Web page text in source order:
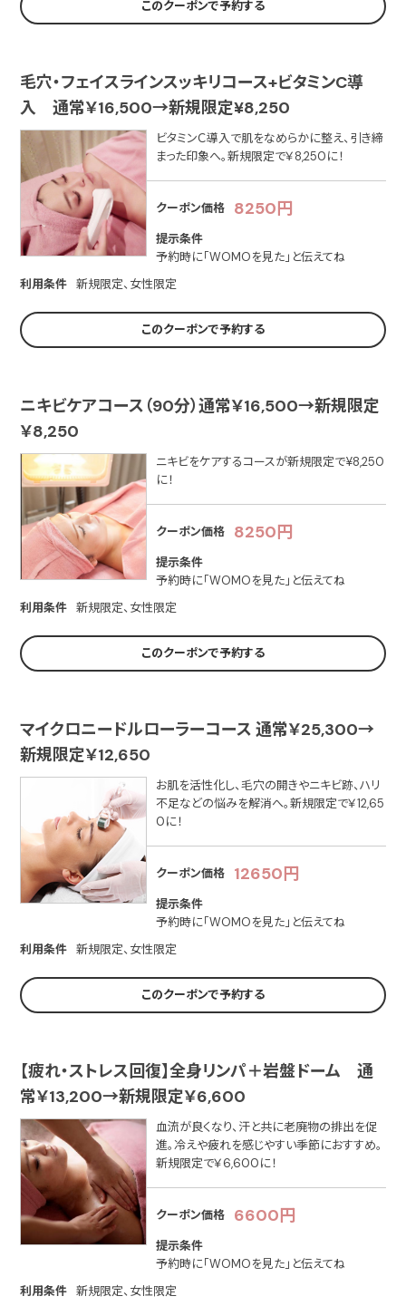
このクーポンで予約する
毛穴・フェイスラインスッキリコース+ビタミンC導
入 通常￥16,500→新規限定¥8,250
ビタミンＣ導入で肌をなめらかに整え、引き締
まった印象へ。新規限定で￥8,250に！
クーポン価格 8250円
提示条件
予約時に「WOMOを見た」と伝えてね
利用条件
新規限定、女性限定
このクーポンで予約する
ニキビケアコース（90分）通常￥16,500→新規限定
￥8,250
ニキビをケアするコースが新規限定で¥8,250
に！
クーポン価格 8250円
提示条件
予約時に「WOMOを見た」と伝えてね
利用条件
新規限定、女性限定
このクーポンで予約する
マイクロニードルローラーコース 通常￥25,300→
新規限定￥12,650
お肌を活性化し、毛穴の開きやニキビ跡、ハリ
不足などの悩みを解消へ。新規限定で￥12,65
0に！
クーポン価格 12650円
提示条件
予約時に「WOMOを見た」と伝えてね
利用条件
新規限定、女性限定
このクーポンで予約する
【疲れ・ストレス回復】全身リンパ＋岩盤ドーム 通
常￥13,200→新規限定￥6,600
血流が良くなり、汗と共に老廃物の排出を促
進。冷えや疲れを感じやすい季節におすすめ。
新規限定で￥6,600に！
クーポン価格 6600円
提示条件
予約時に「WOMOを見た」と伝えてね
利用条件
新規限定、女性限定